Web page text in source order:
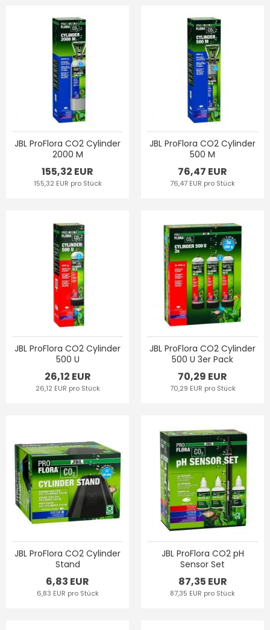
JBL ProFlora CO2 Cylinder
2000 M
155,32 EUR
155,32 EUR pro Stück
JBL ProFlora CO2 Cylinder
500 M
76,47 EUR
76,47 EUR pro Stück
JBL ProFlora CO2 Cylinder
500 U
26,12 EUR
26,12 EUR pro Stück
JBL ProFlora CO2 Cylinder
500 U 3er Pack
70,29 EUR
70,29 EUR pro Stück
JBL ProFlora CO2 Cylinder
Stand
6,83 EUR
6,83 EUR pro Stück
JBL ProFlora CO2 pH
Sensor Set
87,35 EUR
87,35 EUR pro Stück